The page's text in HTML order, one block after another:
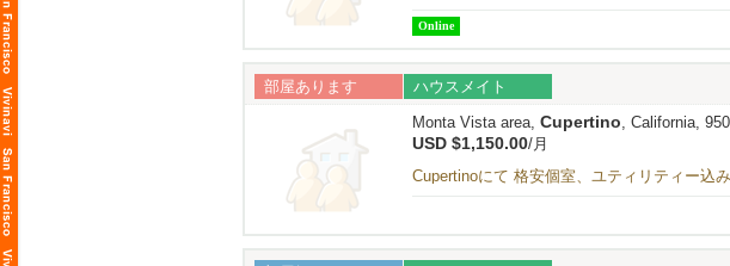
Online
部屋あります ハウスメイト
Monta Vista area, Cupertino, California,
USD $1,150.00/月
Cupertinoにて 格安個室、ユティリティー込